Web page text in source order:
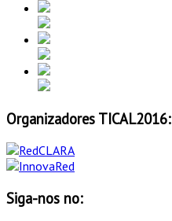
Organizadores TICAL2016:
Siga-nos no: